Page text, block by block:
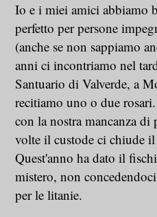
Io e i miei amici abbiamo
perfetto per persone
(anche se non sappiamo
anni ci incontriamo nel
Santuario di Valverde, a
recitiamo uno o due
con la nostra mancanza di
volte il custode ci chiude
Quest'anno ha dato il
mistero, non
per le litanie.